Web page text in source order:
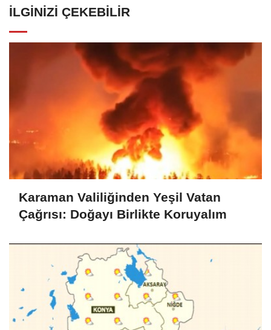
İLGINIZI ÇEKEBILIR
Karaman Valiliğinden Yeşil Vatan
Çağrısı: Doğayı Birlikte Koruyalım